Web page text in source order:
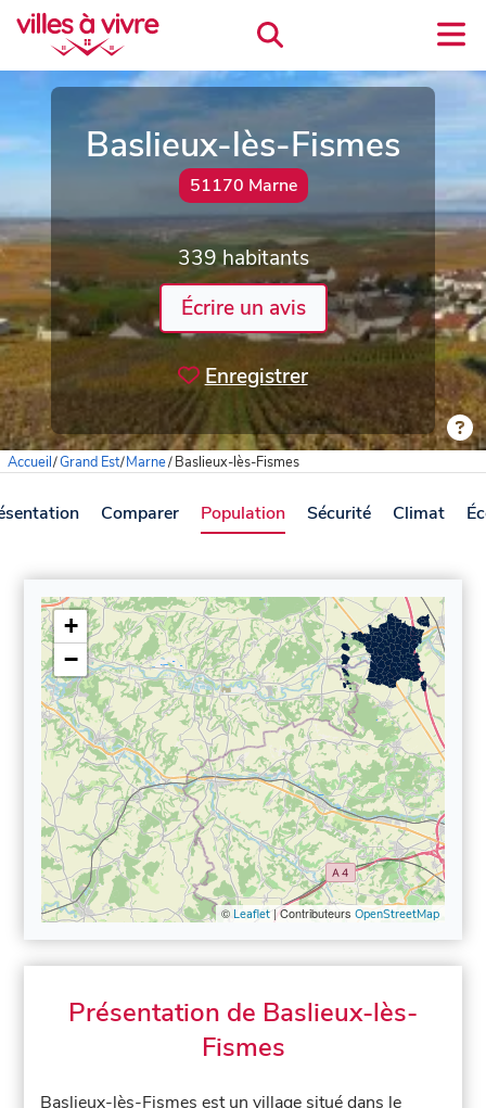
Baslieux-lès-Fismes
51170 Marne
339 habitants
Écrire un avis
Enregistrer
Accueil/Grand Est/Marne/Baslieux-lès-Fismes
Comparer Population Sécurité Climat
+
−
© Leaflet| Contributeurs OpenStreetMap
Présentation de Baslieux-lès-
Fismes
Baslieux-lès-Fismes est un village situé dans le